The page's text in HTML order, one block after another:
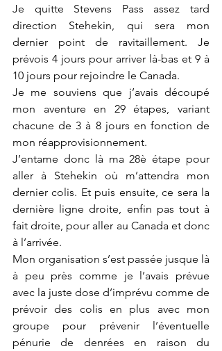
Je quitte Stevens Pass assez tard
direction Stehekin, qui sera mon
dernier point de ravitaillement. Je
prévois 4 jours pour arriver là-bas et 9 à
10 jours pour rejoindre le Canada.
Je me souviens que j’avais découpé
mon aventure en 29 étapes, variant
chacune de 3 à 8 jours en fonction de
mon réapprovisionnement.
J’entame donc là ma 28è étape pour
aller à Stehekin où m’attendra mon
dernier colis. Et puis ensuite, ce sera la
dernière ligne droite, enfin pas tout à
fait droite, pour aller au Canada et donc
à l’arrivée.
Mon organisation s’est passée jusque là
à peu près comme je l’avais prévue
avec la juste dose d’imprévu comme de
prévoir des colis en plus avec mon
groupe pour prévenir l’éventuelle
pénurie de denrées en raison du